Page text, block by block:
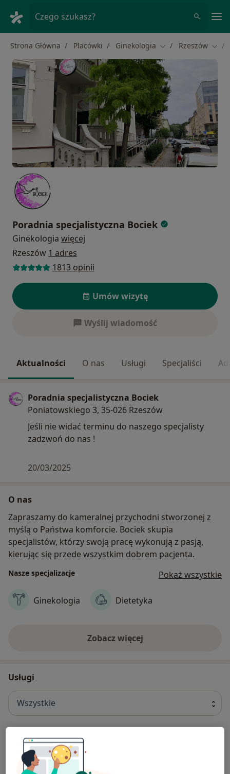
Czego szukasz?
Strona Główna Placówki Ginekologia Zmień miasto
Rzeszów
Poradnia specjalistyczna Bociek
Ginekologia więcej
Rzeszów 1 adres
1813 opinii
Umów wizytę
Wyślij wiadomość
Aktualności O nas Usługi Specjaliści
Poradnia specjalistyczna Bociek
Poniatowskiego 3, 35-026 Rzeszów
Jeśli nie widać terminu do naszego specjalisty
zadzwoń do nas !
20/03/2025
O nas
Zapraszamy do kameralnej przychodni stworzonej z
myślą o Państwa komforcie. Bociek skupia
specjalistów, którzy swoją pracę wykonują z pasją,
kierując się przede wszystkim dobrem pacjenta.
Nasze specjalizacje Pokaż wszystkie
Ginekologia Dietetyka
Zobacz więcej
Usługi
Wszystkie
Cytologia
80 zł
Szczegółycytologia